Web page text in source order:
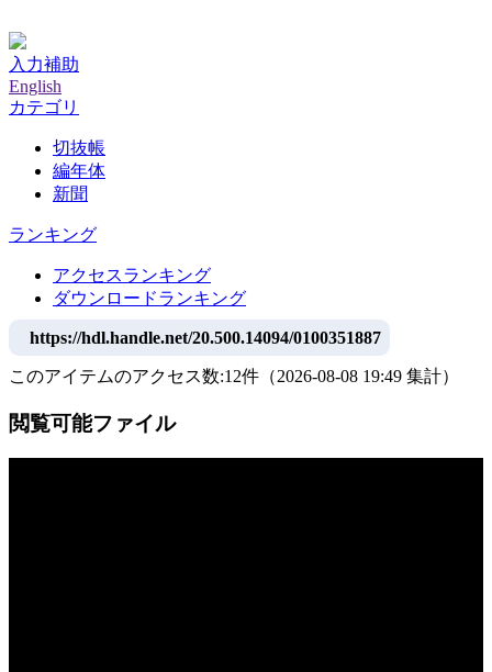
入力補助
English
カテゴリ
切抜帳
編年体
新聞
ランキング
アクセスランキング
ダウンロードランキング
https://hdl.handle.net/20.500.14094/0100351887
このアイテムのアクセス数:12件 （2026-08-08 19:49 集計）
閲覧可能ファイル